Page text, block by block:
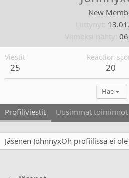
New
Viestit
25
Reaction
20
Hae
Profiliviestit Uusimmat toiminnot
Jäsenen JohnnyxOh profiilissa ei